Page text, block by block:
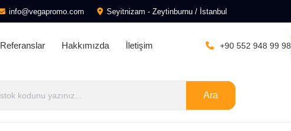
info@vegapromo.com Seyitnizam - Zeytinburnu / İstanbul
Referanslar Hakkımızda İletişim +90 552 948 99 98
Ara